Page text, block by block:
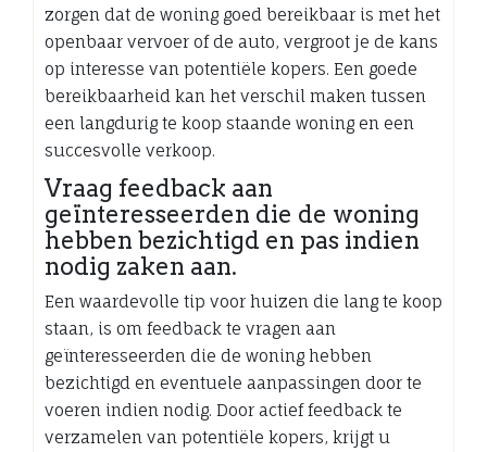
zorgen dat de woning goed bereikbaar is met het
openbaar vervoer of de auto, vergroot je de kans
op interesse van potentiële kopers. Een goede
bereikbaarheid kan het verschil maken tussen
een langdurig te koop staande woning en een
succesvolle verkoop.
Vraag feedback aan
geïnteresseerden die de woning
hebben bezichtigd en pas indien
nodig zaken aan.
Een waardevolle tip voor huizen die lang te koop
staan, is om feedback te vragen aan
geïnteresseerden die de woning hebben
bezichtigd en eventuele aanpassingen door te
voeren indien nodig. Door actief feedback te
verzamelen van potentiële kopers, krijgt u